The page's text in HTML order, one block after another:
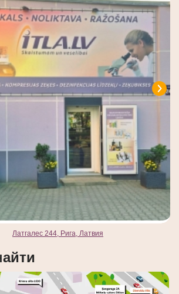
Латгалес 244, Рига, Латвия